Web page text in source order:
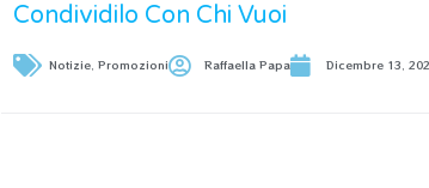
Condividilo Con Chi Vuoi
Notizie, Promozioni Raffaella Papa Dicembre 13,